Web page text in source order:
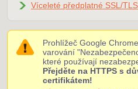
Víceleté předplatné SSL/
Prohlížeč Google
varování
které používají
Přejděte na HTTPS s
certifikátem!